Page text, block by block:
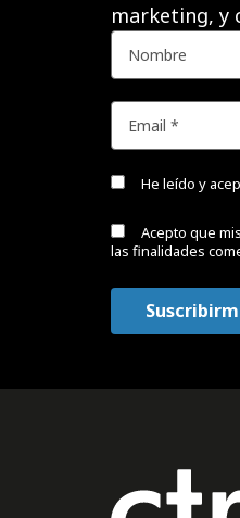
marketing, y
He leído y
Acepto que
las finalidades